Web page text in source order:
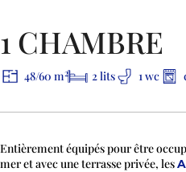
1 CHAMBRE
48/60 m2 2 lits 1 wc
Entièrement équipés pour être
mer et avec une terrasse privée, les